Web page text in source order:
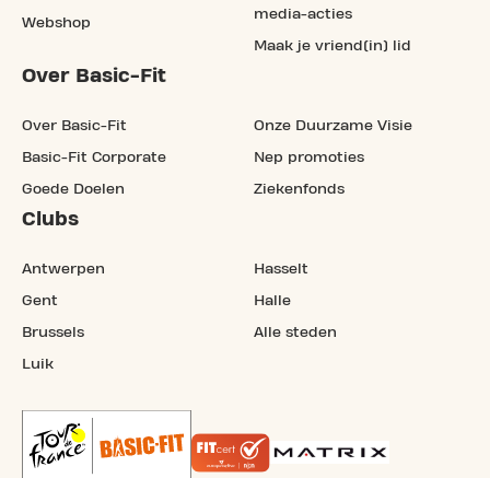
Webshop
media-acties
Maak je vriend(in) lid
Over Basic-Fit
Over Basic-Fit
Basic-Fit Corporate
Goede Doelen
Onze Duurzame Visie
Nep promoties
Ziekenfonds
Clubs
Antwerpen
Gent
Brussels
Luik
Hasselt
Halle
Alle steden